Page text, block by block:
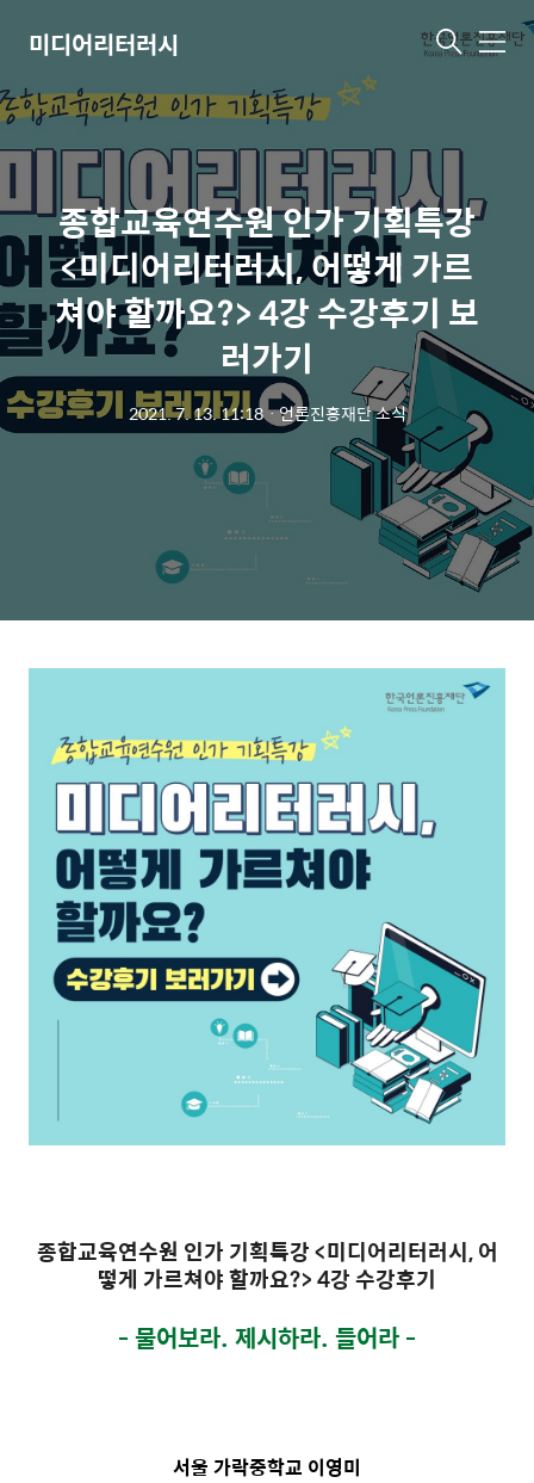
미디어리터러시 메
종합교육연수원 인가 기획특강
<미디어리터러시, 어떻게 가르
쳐야 할까요?> 4강 수강후기 보
러가기
2021. 7. 13. 11:18ㆍ언론진흥재단 소식
종합교육연수원 인가 기획특강 <미디어리터러시, 어
떻게 가르쳐야 할까요?> 4강 수강후기
- 물어보라. 제시하라. 들어라 -
서울 가락중학교 이영미